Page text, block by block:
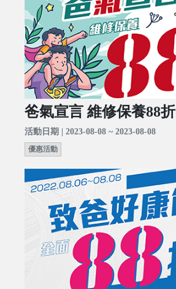
爸氣宣言 維修保養88折
活動日期 | 2023-08-08 ~ 2023-08-08
優惠活動